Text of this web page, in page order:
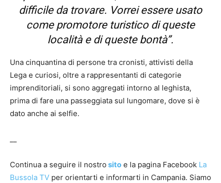
difficile da trovare. Vorrei essere usato
come promotore turistico di queste
località e di queste bontà”.
Una cinquantina di persone tra cronisti, attivisti della
Lega e curiosi, oltre a rappresentanti di categorie
imprenditoriali, si sono aggregati intorno al leghista,
prima di fare una passeggiata sul lungomare, dove si è
dato anche ai selfie.
Continua a seguire il nostro sito e la pagina Facebook La
Bussola TV per orientarti e informarti in Campania. Siamo